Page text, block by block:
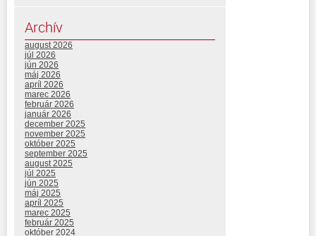
Archív
august 2026
júl 2026
jún 2026
máj 2026
apríl 2026
marec 2026
február 2026
január 2026
december 2025
november 2025
október 2025
september 2025
august 2025
júl 2025
jún 2025
máj 2025
apríl 2025
marec 2025
február 2025
október 2024